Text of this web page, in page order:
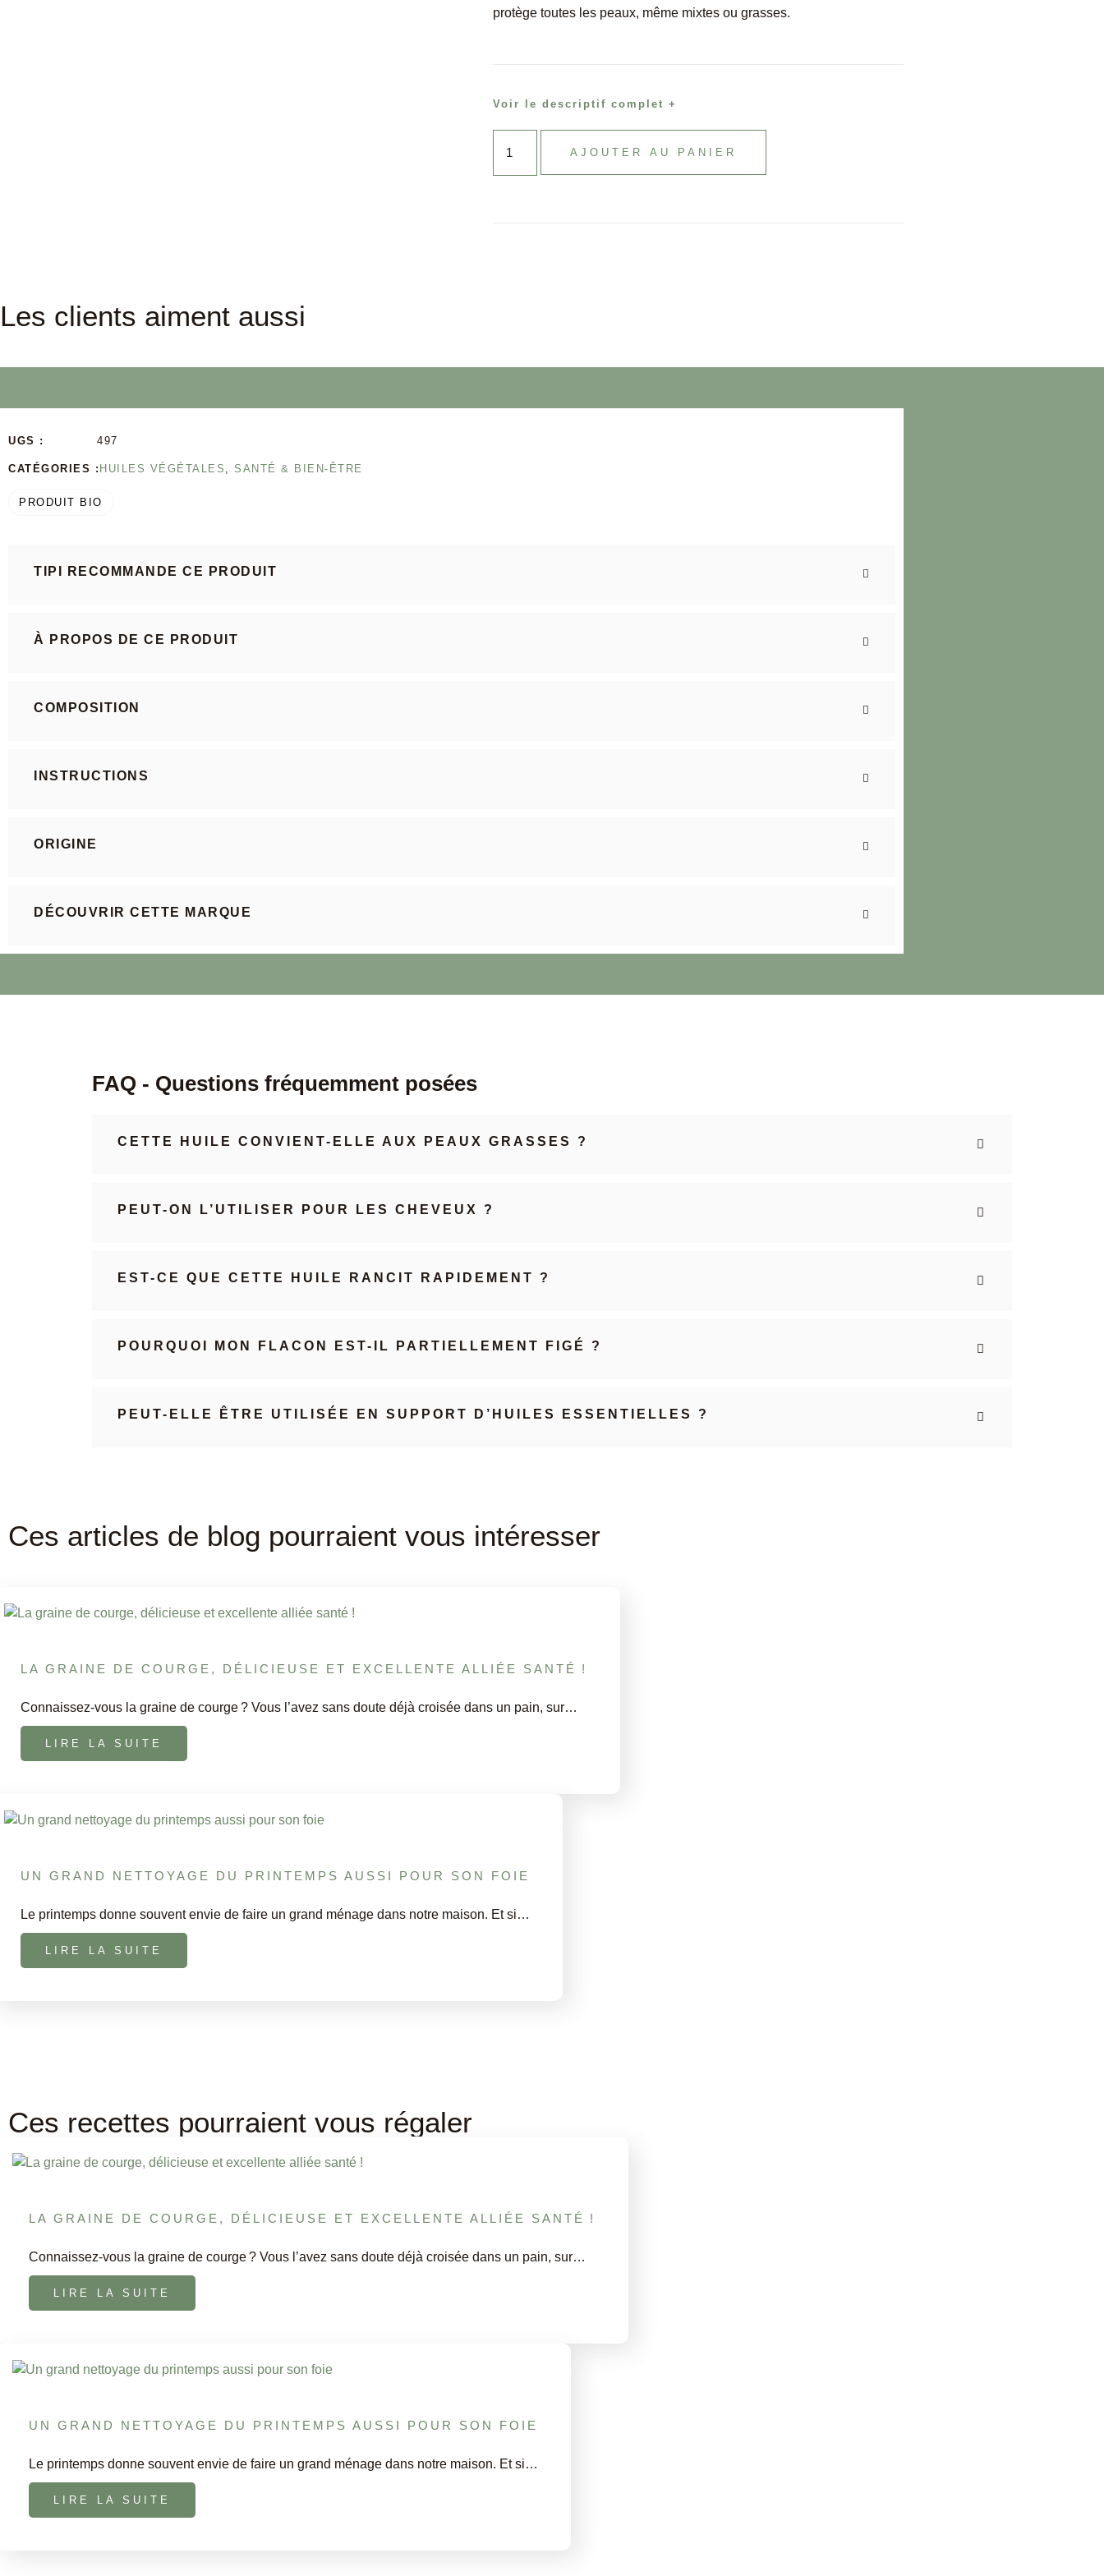
protège toutes les peaux, même mixtes ou grasses.
Voir le descriptif complet +
AJOUTER AU PANIER
Les clients aiment aussi
UGS : 497
CATÉGORIES : HUILES VÉGÉTALES SANTÉ & BIEN-ÊTRE
PRODUIT BIO
TIPI RECOMMANDE CE PRODUIT
À PROPOS DE CE PRODUIT
COMPOSITION
INSTRUCTIONS
ORIGINE
DÉCOUVRIR CETTE MARQUE
FAQ - Questions fréquemment posées
CETTE HUILE CONVIENT-ELLE AUX PEAUX GRASSES ?
PEUT-ON L’UTILISER POUR LES CHEVEUX ?
EST-CE QUE CETTE HUILE RANCIT RAPIDEMENT ?
POURQUOI MON FLACON EST-IL PARTIELLEMENT FIGÉ ?
PEUT-ELLE ÊTRE UTILISÉE EN SUPPORT D’HUILES ESSENTIELLES ?
Ces articles de blog pourraient vous intéresser
LA GRAINE DE COURGE, DÉLICIEUSE ET EXCELLENTE ALLIÉE SANTÉ !
Connaissez-vous la graine de courge ? Vous l’avez sans doute déjà croisée dans un pain, sur…
LIRE LA SUITE
UN GRAND NETTOYAGE DU PRINTEMPS AUSSI POUR SON FOIE
Le printemps donne souvent envie de faire un grand ménage dans notre maison. Et si…
LIRE LA SUITE
Ces recettes pourraient vous régaler
LA GRAINE DE COURGE, DÉLICIEUSE ET EXCELLENTE ALLIÉE SANTÉ !
Connaissez-vous la graine de courge ? Vous l’avez sans doute déjà croisée dans un pain, sur…
LIRE LA SUITE
UN GRAND NETTOYAGE DU PRINTEMPS AUSSI POUR SON FOIE
Le printemps donne souvent envie de faire un grand ménage dans notre maison. Et si…
LIRE LA SUITE